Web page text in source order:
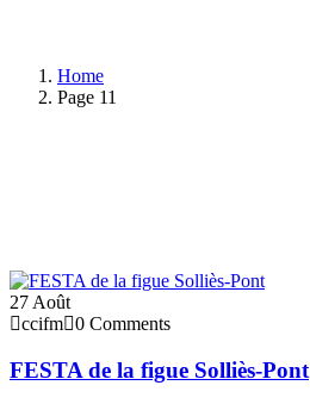
Home
Page 11
27Août
ccifm 0 Comments
FESTA de la figue Solliès-Pont